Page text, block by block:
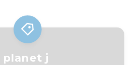
planet j